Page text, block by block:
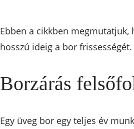
Ebben a cikkben megmutatjuk,
hosszú ideig a bor frissességét.
Borzárás
Egy üveg bor egy teljes év